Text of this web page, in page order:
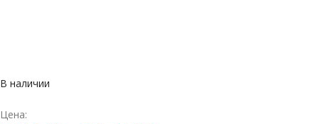
В наличии
Цена: